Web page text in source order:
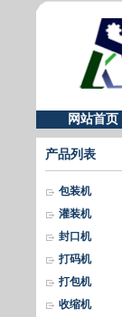
网站首页
产品列表
包装机
灌装机
封口机
打码机
打包机
收缩机